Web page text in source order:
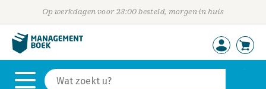
Op werkdagen voor 23:00 besteld, morgen in huis